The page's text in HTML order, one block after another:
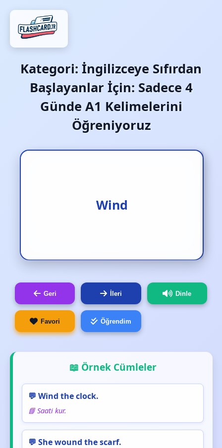
Kategori: İngilizceye Sıfırdan
Başlayanlar İçin: Sadece 4
Günde A1 Kelimelerini
Öğreniyoruz
Wind
Rüzgar
Geri İleri Dinle
Favori Öğrendim
📖 Örnek Cümleler
💬 Wind the clock.
📘 Saati kur.
💬 She wound the scarf.